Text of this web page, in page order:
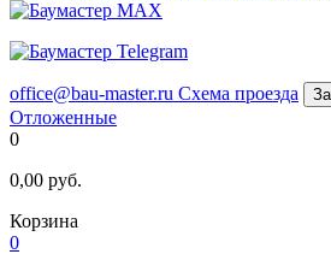
office@bau-master.ru Схема проезда
Отложенные
0
0,00 руб.
Корзина
0